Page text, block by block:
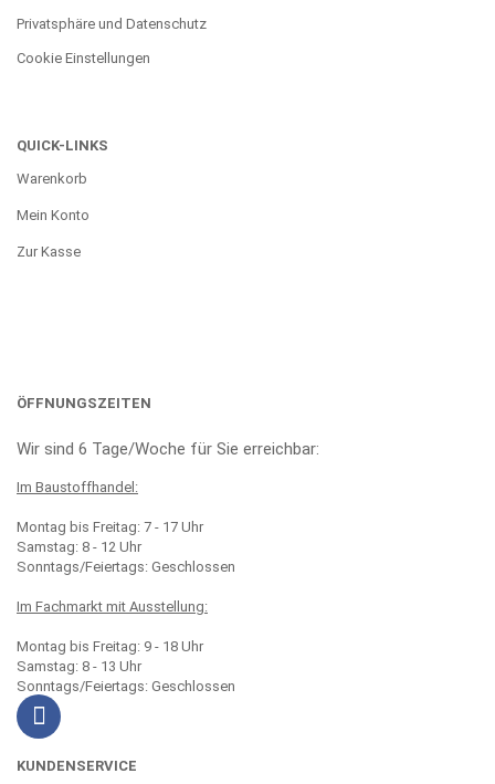
Privatsphäre und Datenschutz
Cookie Einstellungen
QUICK-LINKS
Warenkorb
Mein Konto
Zur Kasse
ÖFFNUNGSZEITEN
Wir sind 6 Tage/Woche für Sie erreichbar:
Im Baustoffhandel:
Montag bis Freitag: 7 - 17 Uhr
Samstag: 8 - 12 Uhr
Sonntags/Feiertags: Geschlossen
Im Fachmarkt mit Ausstellung:
Montag bis Freitag: 9 - 18 Uhr
Samstag: 8 - 13 Uhr
Sonntags/Feiertags: Geschlossen
KUNDENSERVICE